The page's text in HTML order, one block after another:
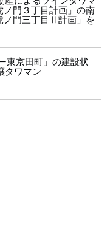
門３丁目計画」の南
ノ門三丁目Ⅱ計画」を
東京田町」の建設状
タワマン